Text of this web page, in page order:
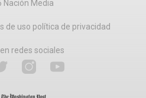
Nación Media
de uso política de privacidad
redes sociales